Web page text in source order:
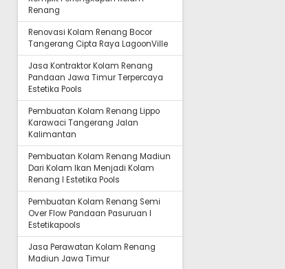
Renang
Renovasi Kolam Renang Bocor
Tangerang Cipta Raya LagoonVille
Jasa Kontraktor Kolam Renang
Pandaan Jawa Timur Terpercaya
Estetika Pools
Pembuatan Kolam Renang Lippo
Karawaci Tangerang Jalan
Kalimantan
Pembuatan Kolam Renang Madiun
Dari Kolam Ikan Menjadi Kolam
Renang I Estetika Pools
Pembuatan Kolam Renang Semi
Over Flow Pandaan Pasuruan I
Estetikapools
Jasa Perawatan Kolam Renang
Madiun Jawa Timur